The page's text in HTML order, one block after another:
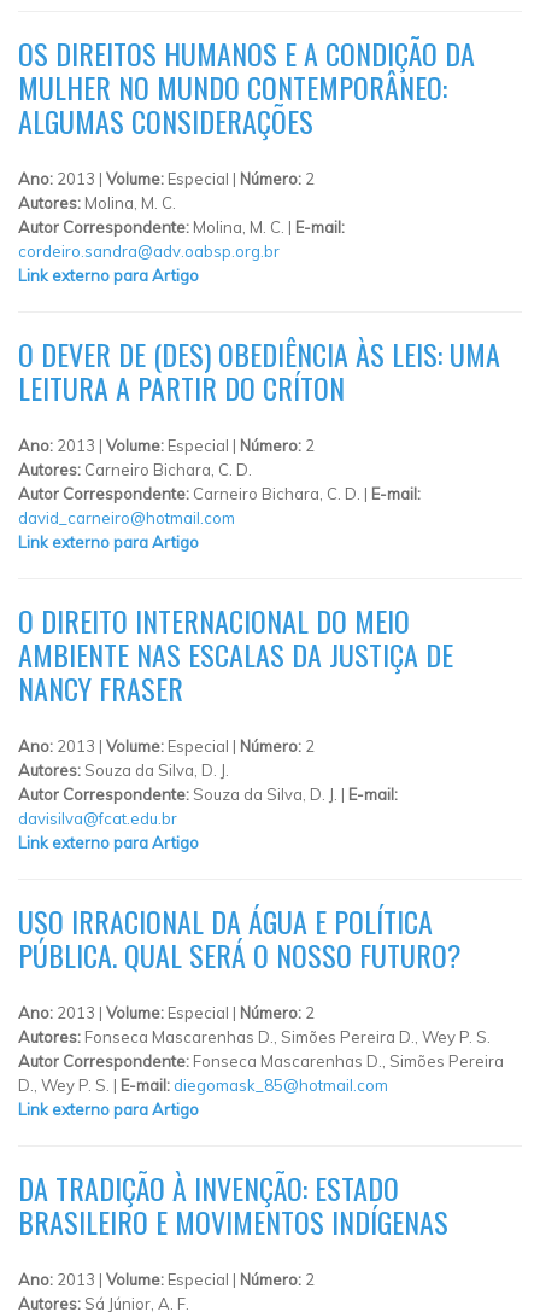
OS DIREITOS HUMANOS E A CONDIÇÃO DA
MULHER NO MUNDO CONTEMPORÂNEO:
ALGUMAS CONSIDERAÇÕES
Ano: 2013 | Volume: Especial | Número: 2
Autores: Molina, M. C.
Autor Correspondente: Molina, M. C. | E-mail:
cordeiro.sandra@adv.oabsp.org.br
Link externo para Artigo
O DEVER DE (DES) OBEDIÊNCIA ÀS LEIS: UMA
LEITURA A PARTIR DO CRÍTON
Ano: 2013 | Volume: Especial | Número: 2
Autores: Carneiro Bichara, C. D.
Autor Correspondente: Carneiro Bichara, C. D. | E-mail:
david_carneiro@hotmail.com
Link externo para Artigo
O DIREITO INTERNACIONAL DO MEIO
AMBIENTE NAS ESCALAS DA JUSTIÇA DE
NANCY FRASER
Ano: 2013 | Volume: Especial | Número: 2
Autores: Souza da Silva, D. J.
Autor Correspondente: Souza da Silva, D. J. | E-mail:
davisilva@fcat.edu.br
Link externo para Artigo
USO IRRACIONAL DA ÁGUA E POLÍTICA
PÚBLICA. QUAL SERÁ O NOSSO FUTURO?
Ano: 2013 | Volume: Especial | Número: 2
Autores: Fonseca Mascarenhas D., Simões Pereira D., Wey P. S.
Autor Correspondente: Fonseca Mascarenhas D., Simões Pereira
D., Wey P. S. | E-mail: diegomask_85@hotmail.com
Link externo para Artigo
DA TRADIÇÃO À INVENÇÃO: ESTADO
BRASILEIRO E MOVIMENTOS INDÍGENAS
Ano: 2013 | Volume: Especial | Número: 2
Autores: Sá Júnior, A. F.